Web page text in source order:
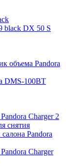
black DX 50 S
объема Pandora
DMS-100BT
Charger 2
снятия
Pandora
Charger